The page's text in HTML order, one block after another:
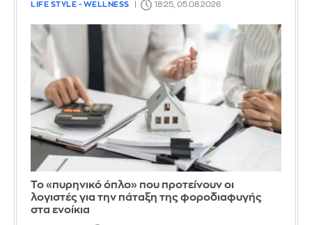
LIFE STYLE - WELLNESS 18:25, 05.08.2026
Το «πυρηνικό όπλο» που προτείνουν οι
λογιστές για την πάταξη της φοροδιαφυγής
στα ενοίκια